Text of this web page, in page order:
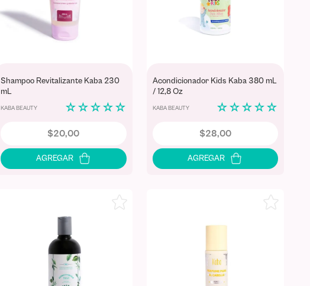
Shampoo Revitalizante Kaba 230
mL
KABA BEAUTY ☆ ☆ ☆ ☆ ☆
$20,00
Acondicionador Kids Kaba 380 mL
/ 12,8 Oz
KABA BEAUTY ☆ ☆ ☆ ☆ ☆
$28,00